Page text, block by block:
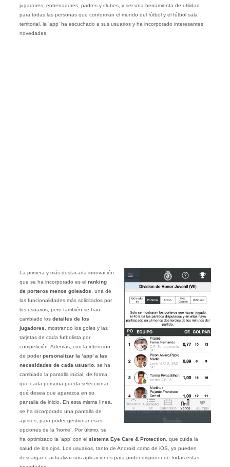
jugadores, entrenadores, padres y clubes, y ser una herramienta de utilidad
para todas las personas que conforman el mundo del fútbol y el fútbol sala
territorial, la ‘app’ ha escuchado a sus usuarios y ha incorporado interesantes
novedades.
La primera y más destacada innovación
que se ha incorporado es el ranking
de porteros menos goleados , una de
las funcionalidades más solicitados por
los usuarios; pero también se han
cambiado los detalles de los
jugadores , mostrando los goles y las
tarjetas de cada futbolista por
competición. Además, con la intención
de poderpersonalizar la ‘app’ a las
necesidades de cada usuario, se ha
cambiado la pantalla inicial, de forma
que cada persona pueda seleccionar
qué desea que aparezca en su
pantalla de inicio. En esta misma línea,
se ha incorporado una pantalla de
ajustes, para poder gestionar esas
opciones de la ‘home’. Por último, se
ha optimizado la ‘app’ con el sistema Eye Care & Protection, que cuida la
salud de los ojos. Los usuarios, tanto de Android como de iOS, ya pueden
descargar o actualizar sus aplicaciones para poder disponer de todas estas